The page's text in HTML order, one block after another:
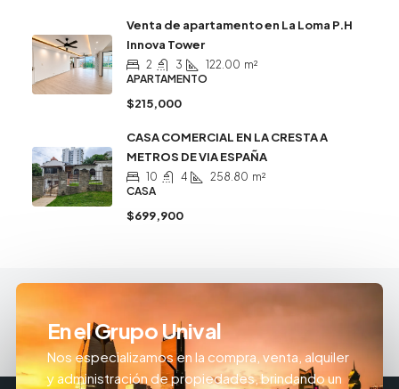
Venta de apartamento en La Loma P.H
Innova Tower
2 3 122.00 m²
APARTAMENTO
$215,000
CASA COMERCIAL EN LA CRESTA A
METROS DE VIA ESPAÑA
10 4 258.80 m²
CASA
$699,900
En el Grupo Unival
Nos especializamos en la compra, venta, alquiler
y administración de propiedades, brindando un